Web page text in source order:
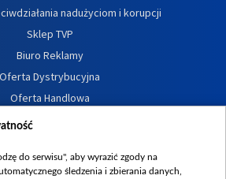
nadużyciom i korupcji
Sklep TVP
Biuro Reklamy
Oferta Dystrybucyjna
Oferta Handlowa
Dostępność
zgłoszeń wewnętrznych
do serwisu", aby wyrazić zgody na
śledzenia i zbierania danych,